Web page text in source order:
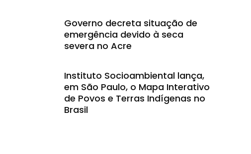
Governo decreta situação de
emergência devido à seca
severa no Acre
Instituto Socioambiental lança,
em São Paulo, o Mapa Interativo
de Povos e Terras Indígenas no
Brasil